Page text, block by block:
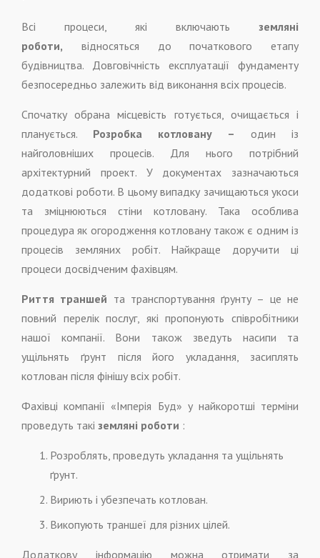
Всі процеси, які включають земляні
роботи, відносяться до початкового етапу
будівництва. Довговічність експлуатації фундаменту
безпосередньо залежить від виконання всіх процесів.
Спочатку обрана місцевість готується, очищається і
планується. Розробка котловану – один із
найголовніших процесів. Для нього потрібний
архітектурний проект. У документах зазначаються
додаткові роботи. В цьому випадку зачищаються укоси
та зміцнюються стіни котловану. Така особлива
процедура як огородження котловану також є одним із
процесів земляних робіт. Найкраще доручити ці
процеси досвідченим фахівцям.
Риття траншей та транспортування ґрунту – це не
повний перелік послуг, які пропонують співробітники
нашої компанії. Вони також зведуть насипи та
ущільнять ґрунт після його укладання, засиплять
котлован після фінішу всіх робіт.
Фахівці компанії «Імперія Буд» у найкоротші терміни
проведуть такі земляні роботи :
Розроблять, проведуть укладання та ущільнять
ґрунт.
Вириють і убезпечать котлован.
Викопують траншеї для різних цілей.
Додаткову інформацію можна отримати за